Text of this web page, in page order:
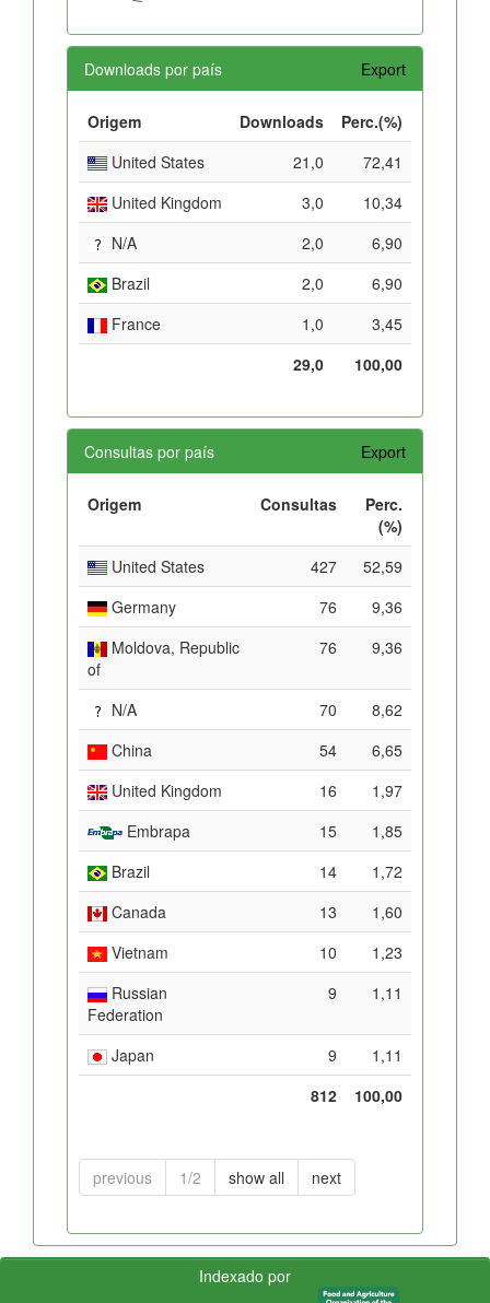
Downloads por país Export
Origem Downloads
Perc.(%)
United States
21,0
72,41
United Kingdom
3,0
10,34
N/A
2,0
6,90
Brazil
2,0
6,90
France
1,0
3,45
29,0
100,00
Consultas por país Export
Origem Consultas
Perc.
(%)
United States
427
52,59
Germany
76
9,36
Moldova, Republic
of
76 9,36
N/A 70
8,62
China
54
6,65
United Kingdom
16
1,97
Embrapa
15
1,85
Brazil
14
1,72
Canada
13
1,60
Vietnam
10
1,23
Russian
Federation
9 1,11
Japan 9
1,11
812
100,00
previous 1/2 show all next
Indexado por